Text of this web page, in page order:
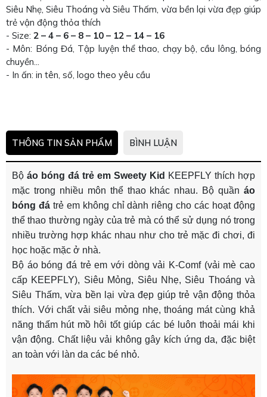
Siêu Nhẹ, Siêu Thoáng và Siêu Thấm, vừa bền lại vừa đẹp giúp
trẻ vận động thỏa thích
- Size: 2 – 4 – 6 – 8 – 10 – 12 – 14 – 16
- Môn: Bóng Đá, Tập luyện thể thao, chạy bộ, cầu lông, bóng
chuyền...
- In ấn: in tên, số, logo theo yêu cầu
THÔNG TIN SẢN PHẨM BÌNH LUẬN
Bộ áo bóng đá trẻ em Sweety Kid KEEPFLY thích hợp
mặc trong nhiều môn thể thao khác nhau. Bộ quần áo
bóng đátrẻ em không chỉ dành riêng cho các hoạt động
thể thao thường ngày của trẻ mà có thể sử dụng nó trong
nhiều trường hợp khác nhau như cho trẻ mặc đi chơi, đi
học hoặc mặc ở nhà.
Bộ áo bóng đá trẻ em với dòng vải K-Comf (vải mè cao
cấp KEEPFLY), Siêu Mỏng, Siêu Nhẹ, Siêu Thoáng và
Siêu Thấm, vừa bền lại vừa đẹp giúp trẻ vận động thỏa
thích. Với chất vải siêu mỏng nhẹ, thoáng mát cùng khả
năng thấm hút mồ hôi tốt giúp các bé luôn thoải mái khi
vận động. Chất liệu vải không gây kích ứng da, đặc biệt
an toàn với làn da các bé nhỏ.